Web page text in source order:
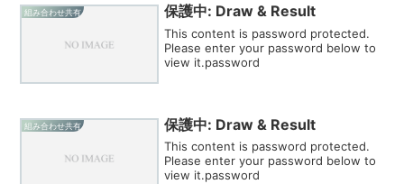
組み合わせ共有 保護中: Draw & Result
This content is password protected.
Please enter your password below to
view it.password
組み合わせ共有 保護中: Draw & Result
This content is password protected.
Please enter your password below to
view it.password